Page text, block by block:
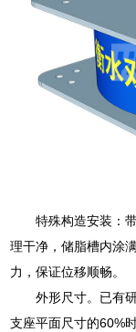
特殊构造安装：
理干净，储脂槽内涂
力，保证位移顺畅。
外形尺寸。已有
支座平面尺寸的60%